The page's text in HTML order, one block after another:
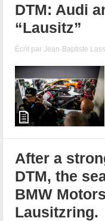
DTM: Audi
“Lausitz”
Écrit parJean-Baptiste
After a
DTM, the
BMW
Lausitzring.